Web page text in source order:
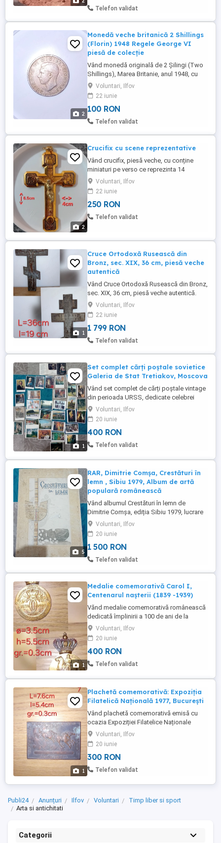
României; Pe cealaltă față apare Carol I la
Telefon validat
2
Monedă veche britanică 2 Shillings
(Florin) 1948 Regele George VI
piesă de colecție
Vând monedă originală de 2 Șilingi (Two
Shillings), Marea Britanie, anul 1948, cu
portretul regelui George VI. O piesă
istorică din perioada de după Al Doilea
Război Mondial, interesantă pentru
colecționarii de monede britanice și
europene. Detalii: Țara: Marea Britanie
Voluntari, Ilfov
22 iunie
100 RON
Telefon validat
2
Crucifix cu scene reprezentative
Vând crucifix, piesă veche, cu conține
miniaturi pe verso ce reprezinta 14
momente dureroase din timpul Patimilor
lui Hristos, lucrate iscusit, iar pe față, în
partea de jos se află pământ din Via
Crucis, Italia. Preț: 250 lei Expediez
personal sau prin Poșta Română.
Voluntari, Ilfov
22 iunie
250 RON
Telefon validat
1
Cruce Ortodoxă Rusească din
Bronz, sec. XIX, 36 cm, piesă veche
autentică
Vând Cruce Ortodoxă Rusească din Bronz,
sec. XIX, 36 cm, piesă veche autentică.
Ofer spre vânzare cruce ortodoxă de
perete, realizată din bronz alamă turnată,
proveniență spațiu slav (Rusia), datând
din sec. XIX început sec. XX. Dimensiuni:
36 cm x 19 cm Grosime: 0,4 cm Material:
Voluntari, Ilfov
22 iunie
1 799 RON
Telefon validat
1
Set complet cărți poștale sovietice
Galeria de Stat Tretiakov, Moscova
Vând set complet de cărți poștale vintage
din perioada URSS, dedicate celebrei
Galerii de Stat Tretiakov din Moscova.
Setul conține reproduceri după opere ale
unor mari pictori ruși și include coperta
originală în limba rusă. Detalii: Editare
sovietică originală; Copertă originală
Voluntari, Ilfov
20 iunie
400 RON
Telefon validat
5
RAR, Dimitrie Comșa, Crestături în
lemn , Sibiu 1979, Album de artă
populară românească
Vând albumul Crestături în lemn de
Dimitrie Comșa, ediția Sibiu 1979, lucrare
de referință pentru studiul artei populare și
ornamenticii tradiționale românești.
Albumul reproduce modele autentice de
crestături în lemn după originale țărănești
și reprezintă una dintre cele mai apreciate
Voluntari, Ilfov
20 iunie
1 500 RON
Telefon validat
1
Medalie comemorativă Carol I,
Centenarul nașterii (1839 -1939)
Vănd medalie comemorativă românească
dedicată împlinirii a 100 de ani de la
nașterea regelui Carol I, primul rege al
României. Piesa prezintă monograma
regală, coroana regală și reprezentarea
ecvestră a regelui Carol I. Caracteristici:
Diametru medalie: 3,5 cm Înălțime totală:
Voluntari, Ilfov
20 iunie
400 RON
Telefon validat
1
Plachetă comemorativă: Expoziția
Filatelică Națională 1977, București
Vând plachetă comemorativă emisă cu
ocazia Expoziției Filatelice Naționale
desfășurate la București în anul 1977.
Piesa prezintă în relief o trăsură poștală
trasă de cai, simbol al istoriei
comunicațiilor și serviciilor poștale, fiind
dedicată unuia dintre cele mai importante
Voluntari, Ilfov
20 iunie
300 RON
Telefon validat
Publi24 Anunțuri Ilfov Voluntari
Timp liber si sport
Arta si antichitati
Categorii